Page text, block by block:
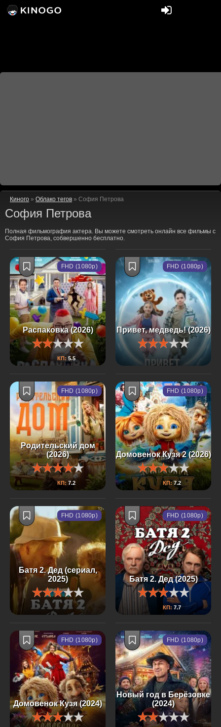
Киного » Облако тегов » София Петрова
София Петрова
Полная фильмография актера. Вы можете смотреть онлайн все фильмы с
София Петрова, собвершенно бесплатно.
Распаковка (2026)
КП: 5.5
FHD (1080p)
Привет, медведь! (2026)
FHD (1080p)
Родительский дом
(2026)
КП: 7.2
FHD (1080p)
Домовенок Кузя 2 (2026)
КП:7.2
FHD (1080p)
Батя 2. Дед (сериал,
2025)
FHD (1080p)
Батя 2. Дед (2025)
КП: 7.7
FHD (1080p)
Домовенок Кузя (2024)
FHD (1080p)
Новый год в Берёзовке
(2024)
FHD (1080p)